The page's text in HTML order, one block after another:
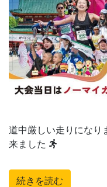
道中厳しい走りになり
来ました
続きを読む